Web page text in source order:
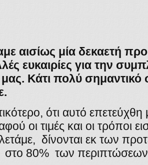
αισίως μία δεκαετή
ευκαιρίες για την
Κάτι πολύ σημαντικό
ότι αυτό επετεύχθη
οι τιμές και οι τρόποι
δίνονται εκ των
στο 80% των